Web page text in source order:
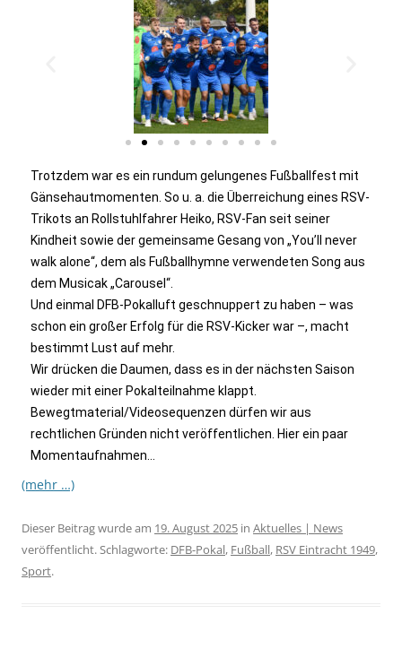
Trotzdem war es ein rundum gelungenes Fußballfest mit
Gänsehautmomenten. So u. a. die Überreichung eines RSV-
Trikots an Rollstuhlfahrer Heiko, RSV-Fan seit seiner
Kindheit sowie der gemeinsame Gesang von „You’ll never
walk alone“, dem als Fußballhymne verwendeten Song aus
dem Musicak „Carousel“.
Und einmal DFB-Pokalluft geschnuppert zu haben – was
schon ein großer Erfolg für die RSV-Kicker war –, macht
bestimmt Lust auf mehr.
Wir drücken die Daumen, dass es in der nächsten Saison
wieder mit einer Pokalteilnahme klappt.
Bewegtmaterial/Videosequenzen dürfen wir aus
rechtlichen Gründen nicht veröffentlichen. Hier ein paar
Momentaufnahmen…
(mehr …)
Dieser Beitrag wurde am 19. August 2025 in Aktuelles | News
veröffentlicht. Schlagworte: DFB-Pokal, Fußball, RSV Eintracht 1949,
Sport.